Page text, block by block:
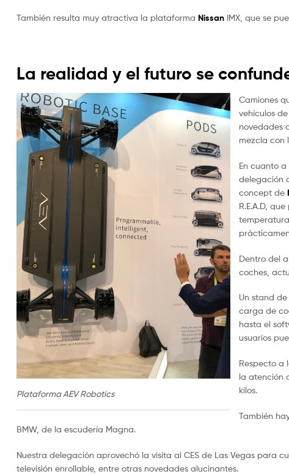
También resulta muy atractiva la plataforma Nissan IMX, que se
La realidad y el futuro se
Plataforma AEV Robotics
Camiones
vehículos
novedades
mezcla con
En cuanto
delegación
concept de
R.E.A.D,
Dentro del
coches,
Un stand
carga de
hasta el
usuarios
Respecto a
la atención
kilos.
También
BMW, de la escudería Magna.
Nuestra delegación aprovechó la visita al CES de Las Vegas para
televisión enrollable, entre otras novedades alucinantes.